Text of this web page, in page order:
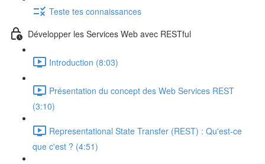
Teste tes connaissances
Développer les Services Web avec RESTful
Introduction (8:03)
Présentation du concept des Web Services REST
(3:10)
Representational State Transfer (REST) : Qu'est-ce
que c'est ? (4:51)